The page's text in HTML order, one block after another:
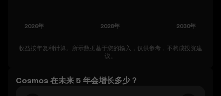
收益按年复利计算。所示数据基于您的输入，仅供参考，不构成投资建
议。
Cosmos 在未来 5 年会增长多少？